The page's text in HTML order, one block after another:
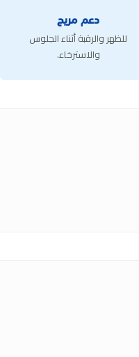
دعم مريح
للظهر والرقبة أثناء الجلوس
والاسترخاء.